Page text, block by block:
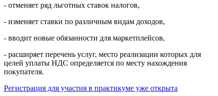
- отменяет ряд льготных ставок налогов,
- изменяет ставки по различным видам доходов,
- вводит новые обязанности для маркетплейсов,
- расширяет перечень услуг, место реализации которых для
целей уплаты НДС определяется по месту нахождения
покупателя.
Регистрация для участия в практикуме уже открыта